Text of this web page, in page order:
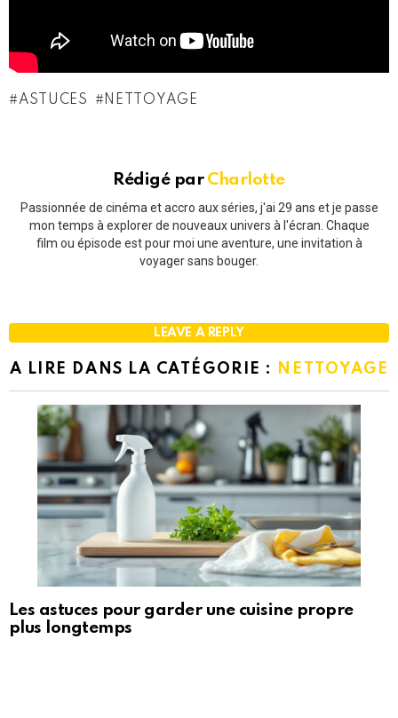
ASTUCES NETTOYAGE
Rédigé par Charlotte
Passionnée de cinéma et accro aux séries, j'ai 29 ans et je passe
mon temps à explorer de nouveaux univers à l'écran. Chaque
film ou épisode est pour moi une aventure, une invitation à
voyager sans bouger.
LEAVE A REPLY
A LIRE DANS LA CATÉGORIE : NETTOYAGE
Les astuces pour garder une cuisine propre
plus longtemps